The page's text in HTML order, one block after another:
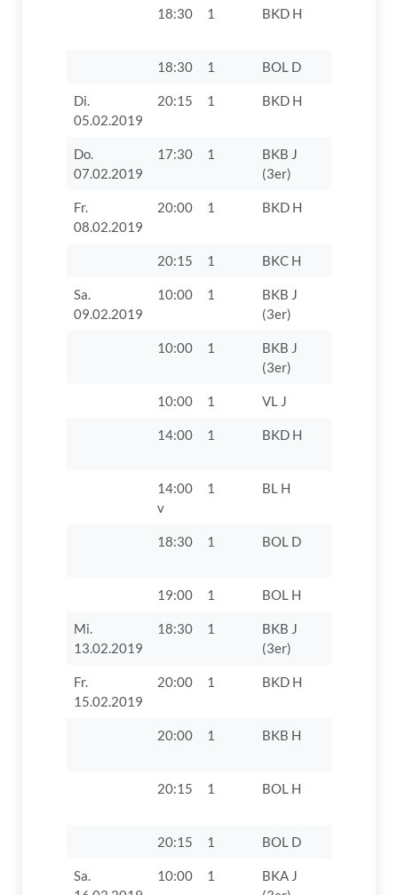
18:30 1 BKD H
18:30 1 BOL D
Di.
05.02.2019
20:15 1 BKD H
Do.
07.02.2019
17:30 1
BKB J
(3er)
Fr.
08.02.2019
20:00 1 BKD H
20:15 1 BKC H
Sa.
09.02.2019
10:00 1
BKB J
(3er)
10:00 1
BKB J
(3er)
10:00 1 VL J
14:00 1 BKD H
14:00
v
1 BL H
18:30 1 BOL D
19:00 1 BOL H
Mi.
13.02.2019
18:30 1
BKB J
(3er)
Fr.
15.02.2019
20:00 1 BKD H
20:00 1 BKB H
20:15 1 BOL H
20:15 1 BOL D
Sa.
10:00 1
BKA J